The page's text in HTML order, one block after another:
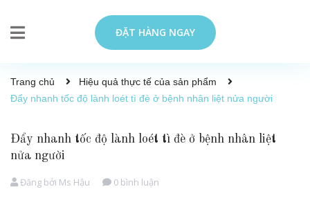
ĐẶT HÀNG NGAY
Trang chủ
Hiệu quả thực tế của sản phẩm
Đẩy nhanh tốc độ lành loét tì đè ở bệnh nhân liệt nửa người
Đẩy nhanh tốc độ lành loét tì đè ở bệnh nhân liệt
nửa người
Đăng bởi Ms Hậu 0 bình luận